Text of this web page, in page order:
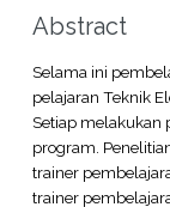
Abstract
Selama ini
pelajaran Teknik
Setiap melakukan
program.
trainer
trainer